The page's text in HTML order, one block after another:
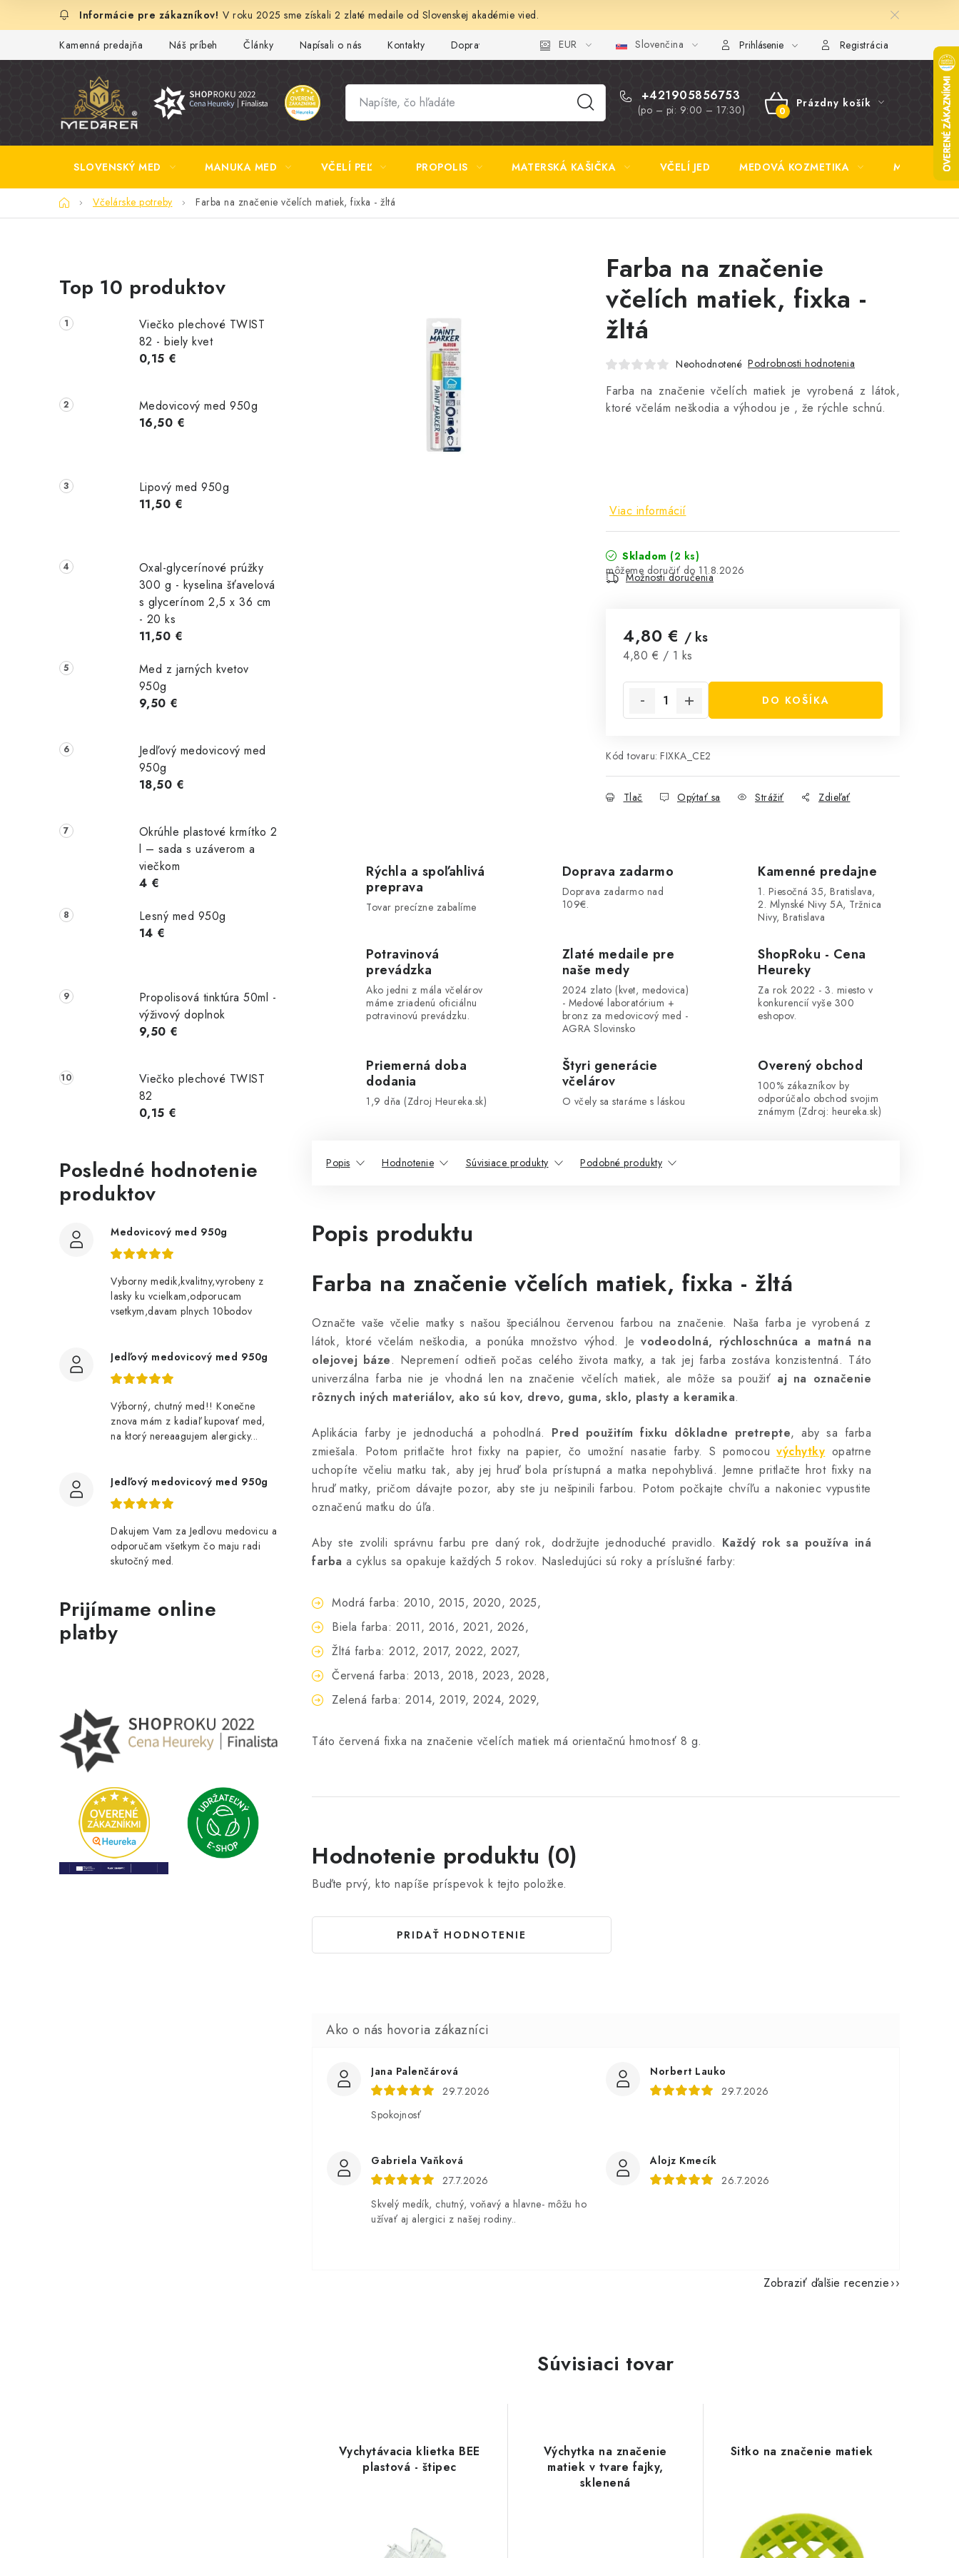
V roku 2025 sme získali 2 zlaté medaile od Slovenskej akadémie vied.
Kamenná predajňa Náš príbeh Články Napísali o nás Kontakty Doprava a platba Najčastejšie otázky FAQ Fotogaléria Obchodné podmienky Ochrana
EUR Slovenčina Prihlásenie Registrácia
+421905856753
(po – pi: 9:00 – 17:30)
NÁKUPNÝ
KOŠÍK
Prázdny košík
SLOVENSKÝ MED MANUKA MED VČELÍ PEĽ PROPOLIS MATERSKÁ KAŠIČKA VČELÍ JED MEDOVÁ KOZMETIKA MEDOVINA
DomovVčelárske potreby Farba na značenie včelích matiek, fixka - žltá
o
č
p
e
Top 10 produktov
Viečko plechové TWIST
82 - biely kvet
0,15 €
Medovicový med 950g
16,50 €
Lipový med 950g
11,50 €
Oxal-glycerínové prúžky
300 g - kyselina šťavelová
s glycerínom 2,5 x 36 cm
- 20 ks
11,50 €
Med z jarných kvetov
950g
9,50 €
Jedľový medovicový med
950g
18,50 €
Okrúhle plastové krmítko 2
l – sada s uzáverom a
viečkom
4 €
Lesný med 950g
14 €
Propolisová tinktúra 50ml -
výživový doplnok
9,50 €
Viečko plechové TWIST
82
0,15 €
Posledné hodnotenie
produktov
Medovicový med 950g
Vyborny medik,kvalitny,vyrobeny z
lasky ku vcielkam,odporucam
vsetkym,davam plnych 10bodov
Jedľový medovicový med 950g
Výborný, chutný med!! Konečne
znova mám z kadiaľ kupovať med,
na ktorý nereaagujem alergicky...
Jedľový medovicový med 950g
Dakujem Vam za Jedlovu medovicu a
odporučam všetkym čo maju radi
skutočný med.
Prijímame online
platby
Farba na značenie
včelích matiek, fixka -
žltá
Neohodnotené Podrobnosti hodnotenia
Farba na značenie včelích matiek je vyrobená z látok,
ktoré včelám neškodia a výhodou je , že rýchle schnú.
Viac informácií
Skladom (2 ks)
11.8.2026
Možnosti doručenia
4,80 € / ks
Jednotková cena:
4,80 € / 1 ks
DO KOŠÍKA
Kód tovaru: FIXKA_CE2
Tlač Opýtať sa Strážiť Zdieľať
Rýchla a spoľahlivá
preprava
Tovar precízne zabalíme
Doprava zadarmo
Doprava zadarmo nad
109€.
Kamenné predajne
1. Piesočná 35, Bratislava,
2. Mlynské Nivy 5A, Tržnica
Nivy, Bratislava
Potravinová
prevádzka
Ako jedni z mála včelárov
máme zriadenú oficiálnu
potravinovú prevádzku.
Zlaté medaile pre
naše medy
2024 zlato (kvet, medovica)
- Medové laboratórium +
bronz za medovicový med -
AGRA Slovinsko
ShopRoku - Cena
Heureky
Za rok 2022 - 3. miesto v
konkurencií vyše 300
eshopov.
Priemerná doba
dodania
1,9 dňa (Zdroj Heureka.sk)
Štyri generácie
včelárov
O včely sa staráme s láskou
Overený obchod
100% zákazníkov by
odporúčalo obchod svojim
známym (Zdroj: heureka.sk)
Popis Hodnotenie Súvisiace produkty Podobné produkty
Popis produktu
Farba na značenie včelích matiek, fixka - žltá
Označte vaše včelie matky s našou špeciálnou červenou farbou na značenie. Naša farba je vyrobená z
látok, ktoré včelám neškodia, a ponúka množstvo výhod. Je vodeodolná, rýchloschnúca a matná na
olejovej báze. Nepremení odtieň počas celého života matky, a tak jej farba zostáva konzistentná. Táto
univerzálna farba nie je vhodná len na značenie včelích matiek, ale môže sa použiť aj na označenie
rôznych iných materiálov, ako sú kov, drevo, guma, sklo, plasty a keramika.
Aplikácia farby je jednoduchá a pohodlná. Pred použitím fixku dôkladne pretrepte, aby sa farba
zmiešala. Potom pritlačte hrot fixky na papier, čo umožní nasatie farby. S pomocouvýchytky opatrne
uchopíte včeliu matku tak, aby jej hruď bola prístupná a matka nepohyblivá. Jemne pritlačte hrot fixky na
hruď matky, pričom dávajte pozor, aby ste ju nešpinili farbou. Potom počkajte chvíľu a nakoniec vypustite
označenú matku do úľa.
Aby ste zvolili správnu farbu pre daný rok, dodržujte jednoduché pravidlo. Každý rok sa používa iná
farba a cyklus sa opakuje každých 5 rokov. Nasledujúci sú roky a príslušné farby:
Modrá farba: 2010, 2015, 2020, 2025,
Biela farba: 2011, 2016, 2021, 2026,
Žltá farba: 2012, 2017, 2022, 2027,
Červená farba: 2013, 2018, 2023, 2028,
Zelená farba: 2014, 2019, 2024, 2029,
Táto červená fixka na značenie včelích matiek má orientačnú hmotnosť 8 g.
Hodnotenie produktu (0)
Buďte prvý, kto napíše príspevok k tejto položke.
PRIDAŤ HODNOTENIE
Jana Palenčárová
29.7.2026
Spokojnosť
Norbert Lauko
29.7.2026
Gabriela Vaňková
27.7.2026
Skvelý medík, chutný, voňavý a hlavne- môžu ho
užívať aj alergici z našej rodiny..
Alojz Kmecík
26.7.2026
Zobraziť ďalšie recenzie
Súvisiaci tovar
Vychytávacia klietka BEE
plastová - štipec
Výchytka na značenie
matiek v tvare fajky,
sklenená
Sitko na značenie matiek